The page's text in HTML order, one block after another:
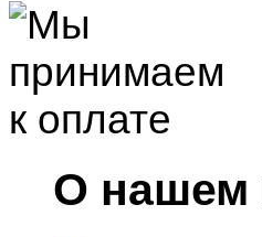
О нашем